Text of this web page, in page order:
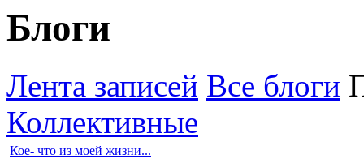
Блоги
Лента записей Все блоги
Коллективные
Кое- что из моей жизни...